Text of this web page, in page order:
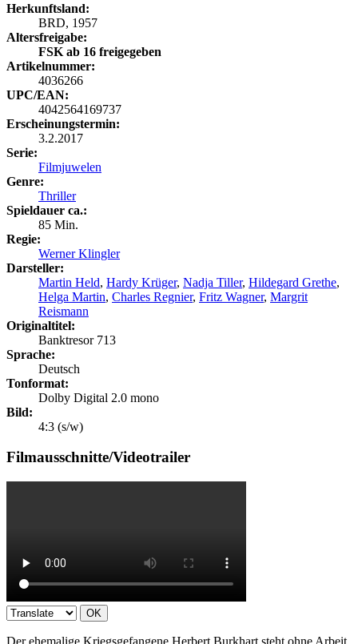
Herkunftsland:
BRD, 1957
Altersfreigabe:
FSK ab 16 freigegeben
Artikelnummer:
4036266
UPC/EAN:
4042564169737
Erscheinungstermin:
3.2.2017
Serie:
Filmjuwelen
Genre:
Thriller
Spieldauer ca.:
85 Min.
Regie:
Werner Klingler
Darsteller:
Martin Held, Hardy Krüger, Nadja Tiller, Hildegard Grethe,
Helga Martin, Charles Regnier, Fritz Wagner, Margrit
Reismann
Originaltitel:
Banktresor 713
Sprache:
Deutsch
Tonformat:
Dolby Digital 2.0 mono
Bild:
4:3 (s/w)
Filmausschnitte/Videotrailer
OK
Der ehemalige Kriegsgefangene Herbert Burkhart steht ohne Arbeit